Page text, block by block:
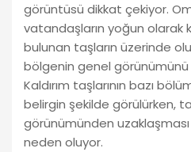
görüntüsü dikkat çekiyor.
vatandaşların yoğun olarak
bulunan taşların üzerinde
bölgenin genel
Kaldırım taşlarının bazı
belirgin şekilde görülürken,
görünümünden
neden oluyor.